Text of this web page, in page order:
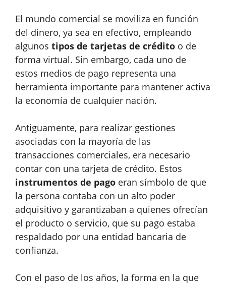
El mundo comercial se moviliza en función
del dinero, ya sea en efectivo, empleando
algunos tipos de tarjetas de crédito o de
forma virtual. Sin embargo, cada uno de
estos medios de pago representa una
herramienta importante para mantener activa
la economía de cualquier nación.
Antiguamente, para realizar gestiones
asociadas con la mayoría de las
transacciones comerciales, era necesario
contar con una tarjeta de crédito. Estos
instrumentos de pago eran símbolo de que
la persona contaba con un alto poder
adquisitivo y garantizaban a quienes ofrecían
el producto o servicio, que su pago estaba
respaldado por una entidad bancaria de
confianza.
Con el paso de los años, la forma en la que